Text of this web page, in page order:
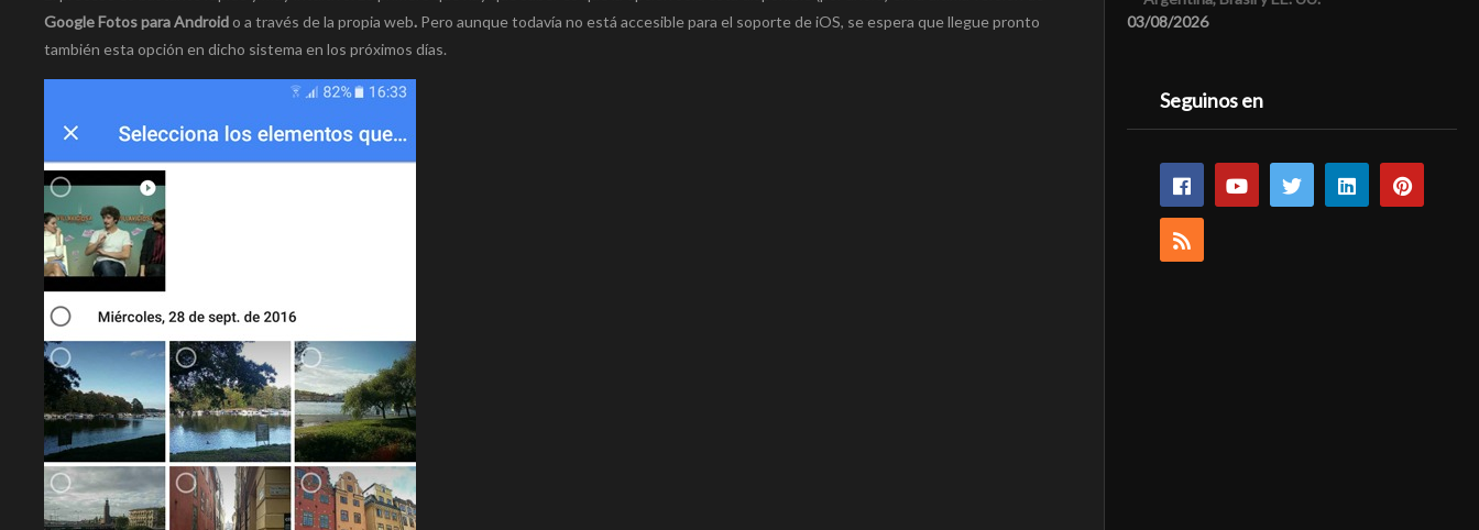
Google Fotos para Androido a través de la propia web. Pero aunque todavía no está accesible para el soporte de iOS, se espera que llegue pronto
también esta opción en dicho sistema en los próximos días.
03/08/2026
Seguinos en